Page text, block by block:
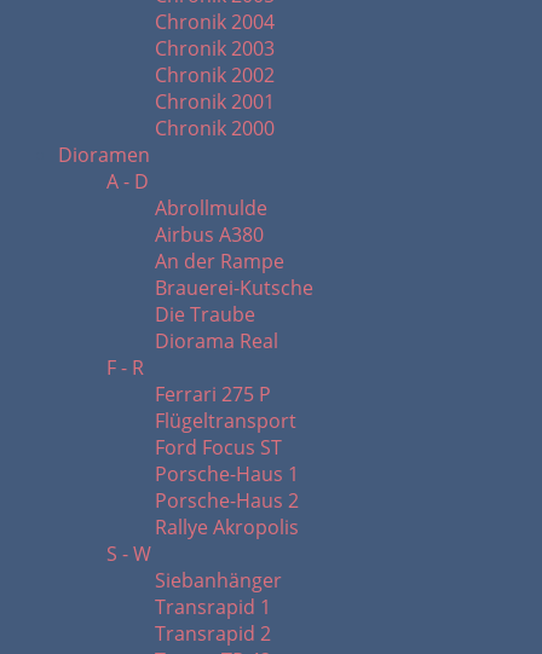
Chronik 2004
Chronik 2003
Chronik 2002
Chronik 2001
Chronik 2000
Dioramen
A - D
Abrollmulde
Airbus A380
An der Rampe
Brauerei-Kutsche
Die Traube
Diorama Real
F - R
Ferrari 275 P
Flügeltransport
Ford Focus ST
Porsche-Haus 1
Porsche-Haus 2
Rallye Akropolis
S - W
Siebanhänger
Transrapid 1
Transrapid 2